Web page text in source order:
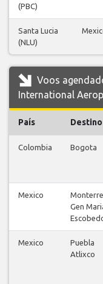
(PBC)
Santa Lucia
(NLU)
Voos
International
País Destino
Colombia Bogota
Mexico
Gen
Mexico
Puebla
Atlixco